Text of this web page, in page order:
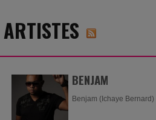
ARTISTES
BENJAM
Benjam (Ichaye